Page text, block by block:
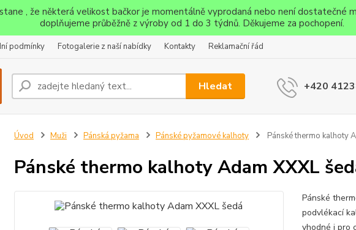
, že některá velikost bačkor je momentálně vyprodaná nebo není
doplňujeme průběžně z výroby od 1 do 3 týdnů. Děkujeme za pochopení.
podmínky Fotogalerie z naší nabídky Kontakty Reklamační řád
Hledat +420
Úvod Muži Pánská pyžama Pánské pyžamové kalhoty Pánské thermo kalhoty
Pánské thermo kalhoty Adam XXXL
Pánské
podvlékací
vhodné i pro